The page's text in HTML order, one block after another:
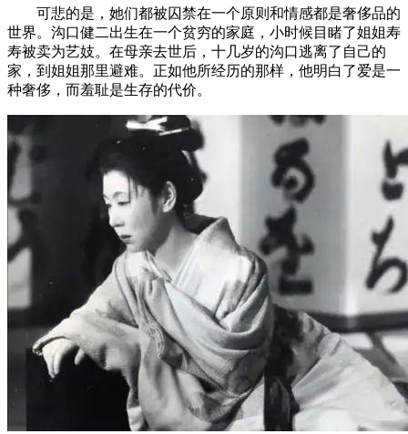
可悲的是，她们都被囚禁在一个原则和情感都是奢侈品的
世界。沟口健二出生在一个贫穷的家庭，小时候目睹了姐姐寿
寿被卖为艺妓。在母亲去世后，十几岁的沟口逃离了自己的
家，到姐姐那里避难。正如他所经历的那样，他明白了爱是一
种奢侈，而羞耻是生存的代价。